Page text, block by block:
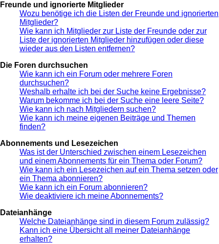
Freunde und ignorierte Mitglieder
Wozu benötige ich die Listen der Freunde und ignorierten
Mitglieder?
Wie kann ich Mitglieder zur Liste der Freunde oder zur
Liste der ignorierten Mitglieder hinzufügen oder diese
wieder aus den Listen entfernen?
Die Foren durchsuchen
Wie kann ich ein Forum oder mehrere Foren
durchsuchen?
Weshalb erhalte ich bei der Suche keine Ergebnisse?
Warum bekomme ich bei der Suche eine leere Seite?
Wie kann ich nach Mitgliedern suchen?
Wie kann ich meine eigenen Beiträge und Themen
finden?
Abonnements und Lesezeichen
Was ist der Unterschied zwischen einem Lesezeichen
und einem Abonnements für ein Thema oder Forum?
Wie kann ich ein Lesezeichen auf ein Thema setzen oder
ein Thema abonnieren?
Wie kann ich ein Forum abonnieren?
Wie deaktiviere ich meine Abonnements?
Dateianhänge
Welche Dateianhänge sind in diesem Forum zulässig?
Kann ich eine Übersicht all meiner Dateianhänge
erhalten?